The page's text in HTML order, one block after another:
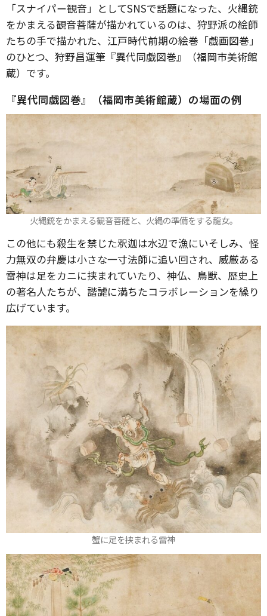
「スナイパー観音」としてSNSで話題になった、火縄銃
をかまえる観音菩薩が描かれているのは、狩野派の絵師
たちの手で描かれた、江戸時代前期の絵巻「戯画図巻」
のひとつ、狩野昌運筆『異代同戯図巻』（福岡市美術館
蔵）です。
『異代同戯図巻』（福岡市美術館蔵）の場面の例
火縄銃をかまえる観音菩薩と、火縄の準備をする龍女。
この他にも殺生を禁じた釈迦は水辺で漁にいそしみ、怪
力無双の弁慶は小さな一寸法師に追い回され、威厳ある
雷神は足をカニに挟まれていたり、神仏、鳥獣、歴史上
の著名人たちが、諧謔に満ちたコラボレーションを繰り
広げています。
蟹に足を挟まれる雷神